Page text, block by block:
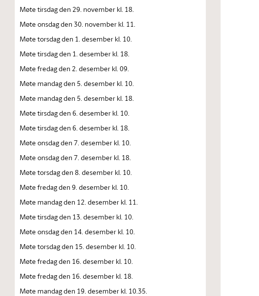
Møte tirsdag den 29. november kl. 18.
Møte onsdag den 30. november kl. 11.
Møte torsdag den 1. desember kl. 10.
Møte tirsdag den 1. desember kl. 18.
Møte fredag den 2. desember kl. 09.
Møte mandag den 5. desember kl. 10.
Møte mandag den 5. desember kl. 18.
Møte tirsdag den 6. desember kl. 10.
Møte tirsdag den 6. desember kl. 18.
Møte onsdag den 7. desember kl. 10.
Møte onsdag den 7. desember kl. 18.
Møte torsdag den 8. desember kl. 10.
Møte fredag den 9. desember kl. 10.
Møte mandag den 12. desember kl. 11.
Møte tirsdag den 13. desember kl. 10.
Møte onsdag den 14. desember kl. 10.
Møte torsdag den 15. desember kl. 10.
Møte fredag den 16. desember kl. 10.
Møte fredag den 16. desember kl. 18.
Møte mandag den 19. desember kl. 10.35.